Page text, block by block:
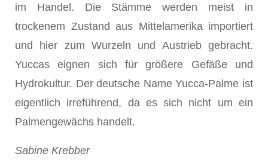
im Handel. Die Stämme werden meist in
trockenem Zustand aus Mittelamerika importiert
und hier zum Wurzeln und Austrieb gebracht.
Yuccas eignen sich für größere Gefäße und
Hydrokultur. Der deutsche Name Yucca-Palme ist
eigentlich irreführend, da es sich nicht um ein
Palmengewächs handelt.
Sabine Krebber